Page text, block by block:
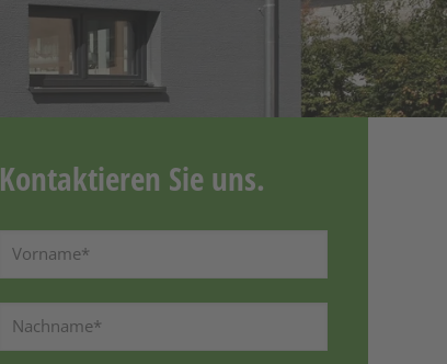
Kontaktieren Sie uns.